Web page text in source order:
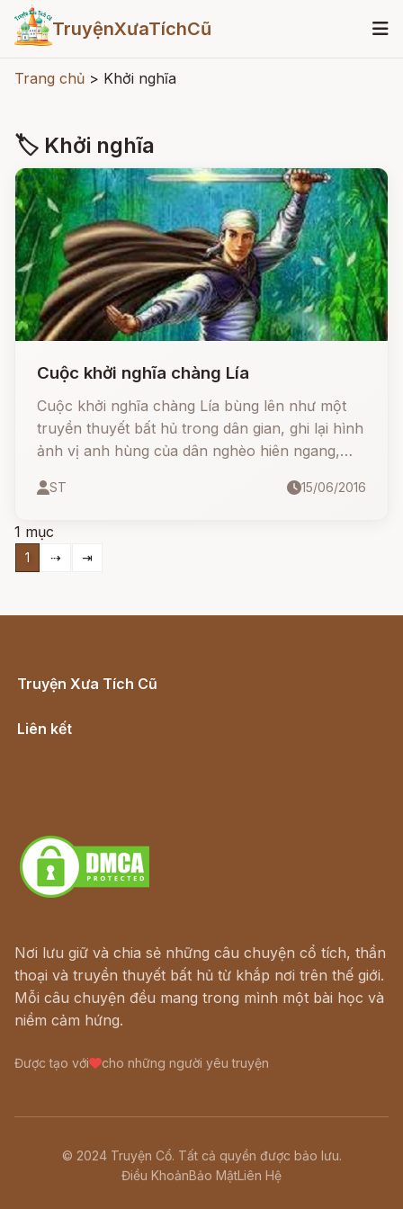
TruyệnXưaTíchCũ
Trang chủ > Khởi nghĩa
🏷 Khởi nghĩa
Cuộc khởi nghĩa chàng Lía
Cuộc khởi nghĩa chàng Lía bùng lên như một
truyền thuyết bất hủ trong dân gian, ghi lại hình
ảnh vị anh hùng của dân nghèo hiên ngang,
quyền.
ST 15/06/2016
1 mục
1 ⇢ ⇥
Truyện Xưa Tích Cũ
Liên kết
Nơi lưu giữ và chia sẻ những câu chuyện cổ tích, thần
thoại và truyền thuyết bất hủ từ khắp nơi trên thế giới.
Mỗi câu chuyện đều mang trong mình một bài học và
niềm cảm hứng.
Được tạo với cho những người yêu truyện
© 2024 Truyện Cổ. Tất cả quyền được bảo lưu.
Điều KhoảnBảo MậtLiên Hệ